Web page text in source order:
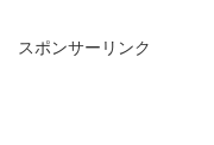
スポンサーリンク